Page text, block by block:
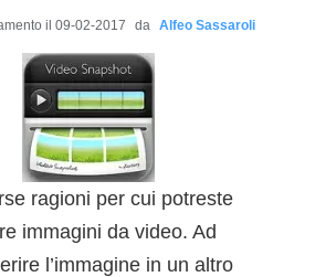
il 09-02-2017 da Alfeo Sassaroli
ragioni per cui potreste
immagini da video. Ad
l’immagine in un altro